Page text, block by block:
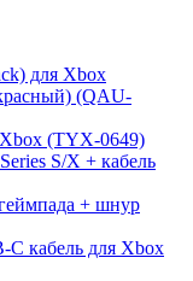
для Xbox
(QAU-
(TYX-0649)
S/X + кабель
+ шнур
кабель для Xbox